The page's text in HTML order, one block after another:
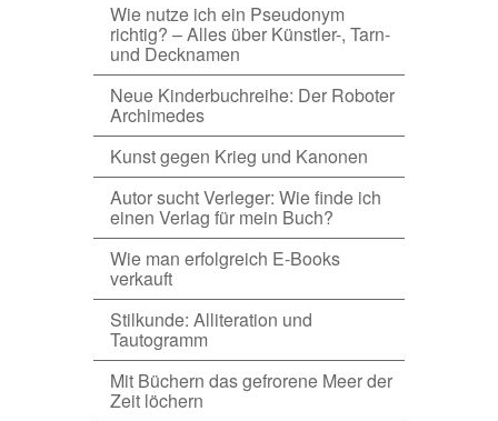
Wie nutze ich ein Pseudonym
richtig? – Alles über Künstler-, Tarn-
und Decknamen
Neue Kinderbuchreihe: Der Roboter
Archimedes
Kunst gegen Krieg und Kanonen
Autor sucht Verleger: Wie finde ich
einen Verlag für mein Buch?
Wie man erfolgreich E-Books
verkauft
Stilkunde: Alliteration und
Tautogramm
Mit Büchern das gefrorene Meer der
Zeit löchern